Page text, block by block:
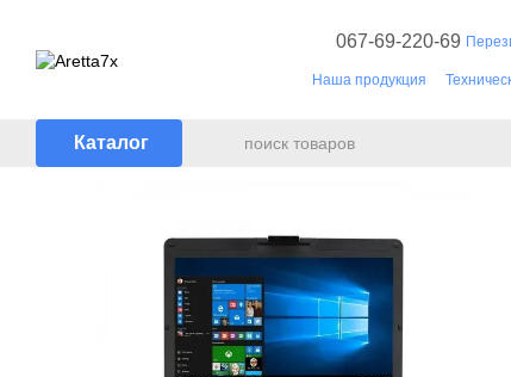
067-69-220-69
Наша продукция
Каталог